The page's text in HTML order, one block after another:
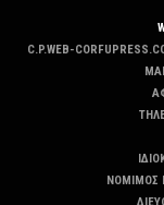
C.P.WEB-
ΝΟΜΙΜΟΣ